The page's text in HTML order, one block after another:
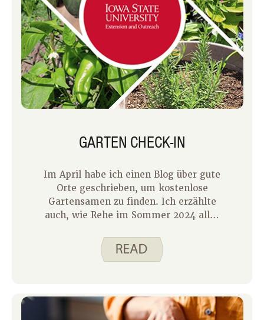
GARTEN CHECK-IN
Im April habe ich einen Blog über gute
Orte geschrieben, um kostenlose
Gartensamen zu finden. Ich erzählte
auch, wie Rehe im Sommer 2024 alles
Ringelblumen und Zucchini. Dieses Jahr
haben wir einige Veränderungen an
Hirschabwehrspray an der Außenseite
unseres Gartens und verteilten